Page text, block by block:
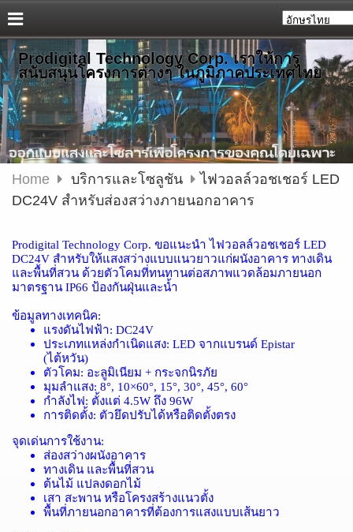
Prodigital Technology Corp. เราให้การ
สนับสนุนโครงการต่างๆ ในภูมิภาคประเทศไทย
Home บริการและโซลูชัน
ไฟวอลล์วอชเชอร์ LED
DC24V สำหรับส่องสว่างภายนอกอาคาร
Prodigital Technology Corp. ขอแนะนำ ไฟวอลล์วอชเชอร์ LED
DC24V สำหรับให้แสงสว่างแบบแนวยาวแก่ผนังอาคาร ทางเดิน
และพื้นที่สวน ด้วยตัวโคมที่ทนทานต่อสภาพแวดล้อมภายนอก
มาตรฐาน IP66 ป้องกันฝุ่นและน้ำ
ข้อมูลทางเทคนิค:
แรงดันไฟฟ้า: DC24V
ประเภทแหล่งกำเนิดแสง: LED จากแบรนด์ Epistar
(ไต้หวัน)
ตัวโคม: อะลูมิเนียม + กระจกนิรภัย
มุมลำแสง: 8°, 10×60°, 15°, 30°, 45°, 60°
กำลังไฟ: ตั้งแต่ 4.5W ถึง 96W
การติดตั้ง: ตัวยึดปรับได้หรือติดตั้งตรง
จุดเด่นการใช้งาน:
ส่องสว่างผนังอาคาร
ทางเดิน และพื้นที่สวน
ต้นไม้ แปลงดอกไม้
เสา สะพาน หรือโครงสร้างแนวตั้ง
พื้นที่ภายนอกอาคารที่ต้องการแสงแบบเส้นยาว